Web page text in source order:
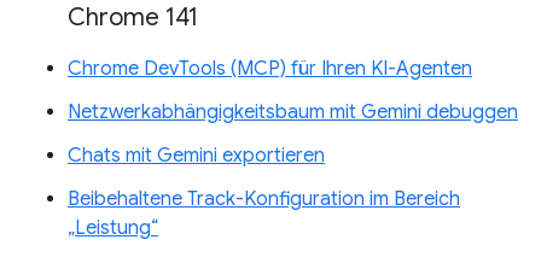
Chrome 141
Chrome DevTools (MCP) für Ihren KI-Agenten
Netzwerkabhängigkeitsbaum mit Gemini debuggen
Chats mit Gemini exportieren
Beibehaltene Track-Konfiguration im Bereich
„Leistung“